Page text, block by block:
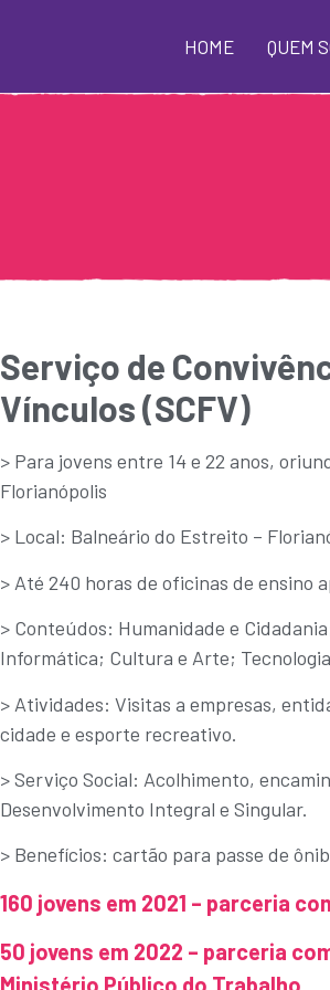
HOME QUEM
Serviço de
Vínculos (SCFV)
> Para jovens entre 14 e 22 anos,
Florianópolis
> Local: Balneário do Estreito –
> Até 240 horas de oficinas de ensino
> Conteúdos: Humanidade e
Informática; Cultura e Arte;
> Atividades: Visitas a empresas,
cidade e esporte recreativo.
> Serviço Social: Acolhimento,
Desenvolvimento Integral e Singular.
> Benefícios: cartão para passe de
160 jovens em 2021 – parceria
50 jovens em 2022 – parceria
Ministério Público do Trabalho.